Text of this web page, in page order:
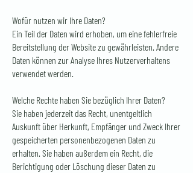
Wofür nutzen wir Ihre Daten?
Ein Teil der Daten wird erhoben, um eine fehlerfreie
Bereitstellung der Website zu gewährleisten. Andere
Daten können zur Analyse Ihres Nutzerverhaltens
verwendet werden.
Welche Rechte haben Sie bezüglich Ihrer Daten?
Sie haben jederzeit das Recht, unentgeltlich
Auskunft über Herkunft, Empfänger und Zweck Ihrer
gespeicherten personenbezogenen Daten zu
erhalten. Sie haben außerdem ein Recht, die
Berichtigung oder Löschung dieser Daten zu